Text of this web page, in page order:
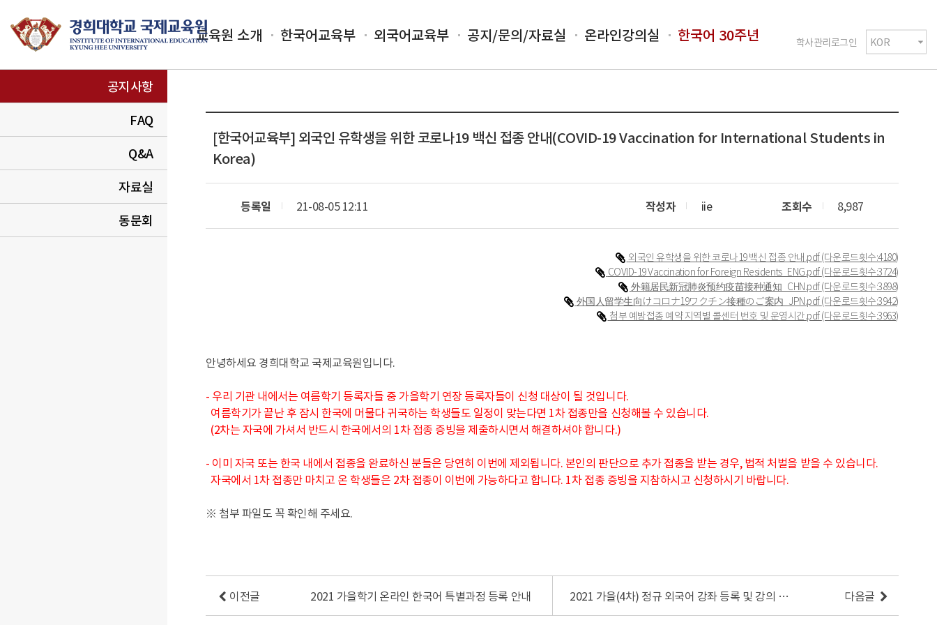
학사관리로그인
교육원 소개 한국어교육부 외국어교육부 공지/문의/자료실 온라인강의실 한국어 30주년
공지사항
FAQ
Q&A
자료실
동문회
[한국어교육부] 외국인 유학생을 위한 코로나19 백신 접종 안내(COVID-19 Vaccination for International Students in
Korea)
등록일 21-08-05 12:11 작성자 iie 조회수 8,987
외국인 유학생을 위한 코로나19 백신 접종 안내.pdf(다운로드횟수:4180)
COVID-19 Vaccination for Foreign Residents_ENG.pdf(다운로드횟수:3724)
外籍居民新冠肺炎预约疫苗接种通知_CHN.pdf(다운로드횟수:3898)
外国人留学生向けコロナ19ワクチン接種のご案内_JPN.pdf(다운로드횟수:3942)
첨부 예방접종 예약 지역별 콜센터 번호 및 운영시간.pdf(다운로드횟수:3963)
안녕하세요 경희대학교 국제교육원입니다.
- 우리 기관 내에서는 여름학기 등록자들 중 가을학기 연장 등록자들이 신청 대상이 될 것입니다.
여름학기가 끝난 후 잠시 한국에 머물다 귀국하는 학생들도 일정이 맞는다면 1차 접종만을 신청해볼 수 있습니다.
(2차는 자국에 가셔서 반드시 한국에서의 1차 접종 증빙을 제출하시면서 해결하셔야 합니다.)
- 이미 자국 또는 한국 내에서 접종을 완료하신 분들은 당연히 이번에 제외됩니다. 본인의 판단으로 추가 접종을 받는 경우, 법적 처벌을 받을 수 있습니다.
자국에서 1차 접종만 마치고 온 학생들은 2차 접종이 이번에 가능하다고 합니다. 1차 접종 증빙을 지참하시고 신청하시기 바랍니다.
※ 첨부 파일도 꼭 확인해 주세요.
이전글 2021 가을학기 온라인 한국어 특별과정 등록 안내 다음글
2021 가을(4차) 정규 외국어 강좌 등록 및 강의 일정 변경 안내